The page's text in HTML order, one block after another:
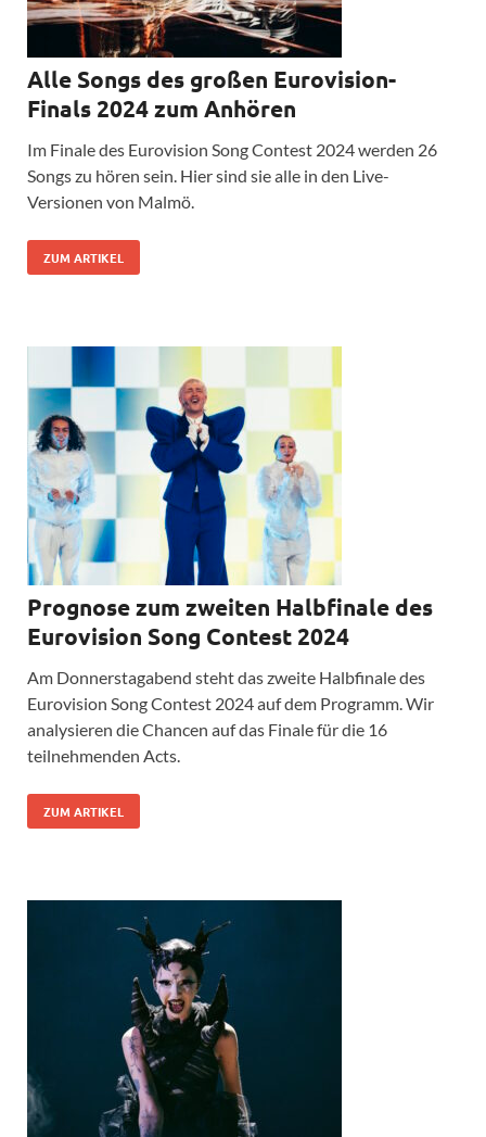
Alle Songs des großen Eurovision-
Finals 2024 zum Anhören
Im Finale des Eurovision Song Contest 2024 werden 26
Songs zu hören sein. Hier sind sie alle in den Live-
Versionen von Malmö.
ZUM ARTIKEL
Prognose zum zweiten Halbfinale des
Eurovision Song Contest 2024
Am Donnerstagabend steht das zweite Halbfinale des
Eurovision Song Contest 2024 auf dem Programm. Wir
analysieren die Chancen auf das Finale für die 16
teilnehmenden Acts.
ZUM ARTIKEL